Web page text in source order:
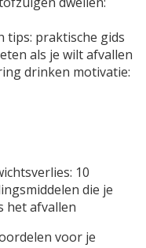
tips: praktische gids
als je wilt afvallen
drinken motivatie:
10
die je
het afvallen
voor je